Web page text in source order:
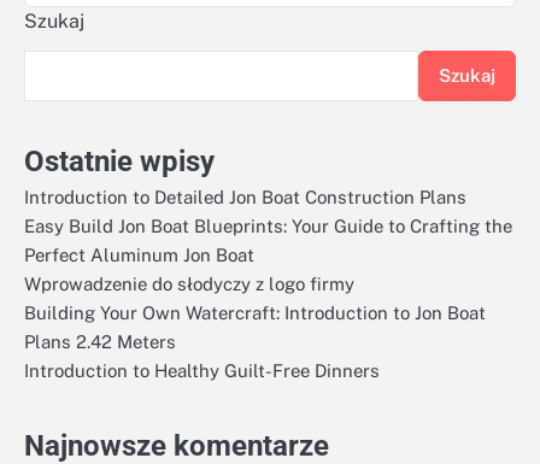
Szukaj
Szukaj
Ostatnie wpisy
Introduction to Detailed Jon Boat Construction Plans
Easy Build Jon Boat Blueprints: Your Guide to Crafting the
Perfect Aluminum Jon Boat
Wprowadzenie do słodyczy z logo firmy
Building Your Own Watercraft: Introduction to Jon Boat
Plans 2.42 Meters
Introduction to Healthy Guilt-Free Dinners
Najnowsze komentarze